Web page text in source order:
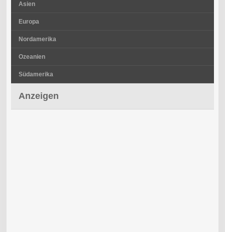
Asien
Europa
Nordamerika
Ozeanien
Südamerika
Anzeigen